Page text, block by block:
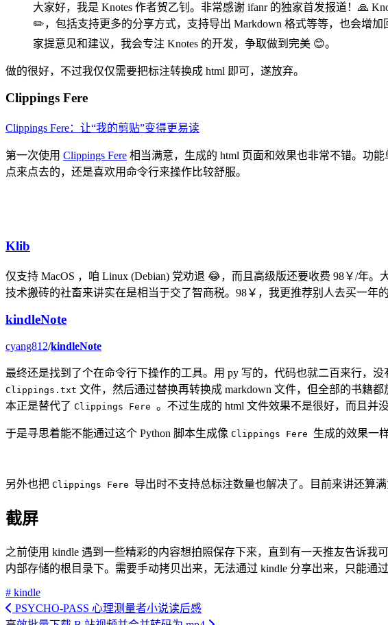
大家好，我是 Knotes 作者贺乙钊。非常感谢 ifanr 的独家首发报道！🙏
✏️，包括支持更多的分享方式，支持导出 Markdown 格式等等，也会增
家提意见和建议，我会专注 Knotes 的开发，争取做到完美 😊。
做的很好，不过我仅仅需要把标注转换成 html 即可，遂放弃。
Clippings Fere
Clippings Fere：让“我的剪贴”变得更易读
第一次使用 Clippings Fere 相当满意，生成的 html 页面和效果也非常不错。功
点来点去的，还是喜欢用命令行来操作比较舒服。
Klib
仅支持 MacOS ，咱 Linux (Debian) 党劝退 😂，而且高级版还要收费 98￥/年
技术搬砖的社畜来讲实在是相当于交了智商税。98￥，我更推荐别人去买一年的
kindleNote
cyang812/kindleNote
最终还是找到了个在命令行下操作的工具。用 py 写的，代码也就二百来行，
Clippings.txt 文件，然后通过替换再转换成 markdown 文件，但全部的书籍
本正是替代了 Clippings Fere 。不过生成的 html 文件效果不是很好，而且并
于是寻思着能不能通过这个 Python 脚本生成像 Clippings Fere 生成的效果一
另外也把 Clippings Fere 导出时不支持总标注数量也解决了。目前来讲还算满
截屏
之前使用 kindle 遇到一些精彩的内容想拍照保存下来，直到有一天推友告诉我
内部存储的根目录下。需要手动拷贝出来，无法通过 kindle 分享出来，只能通
# kindle
PSYCHO-PASS 心理测量者小说读后感